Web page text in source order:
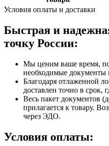
Условия оплаты и доставки
Быстрая и
точку России:
Мы ценим ваше время,
необходимые документы
Благодаря отлаженной
доставлен точно в срок,
Весь пакет документов
прилагается к товару.
через ЭДО.
Условия оплаты: